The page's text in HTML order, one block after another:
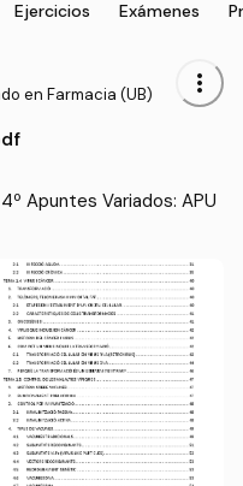
Ejercicios Exámenes
en Farmacia (UB) more_vert
Apuntes Variados: APU